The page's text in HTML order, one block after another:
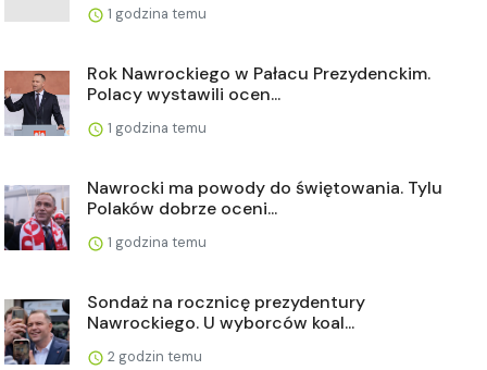
1 godzina temu
Rok Nawrockiego w Pałacu Prezydenckim.
Polacy wystawili ocen...
1 godzina temu
Nawrocki ma powody do świętowania. Tylu
Polaków dobrze oceni...
1 godzina temu
Sondaż na rocznicę prezydentury
Nawrockiego. U wyborców koal...
2 godzin temu